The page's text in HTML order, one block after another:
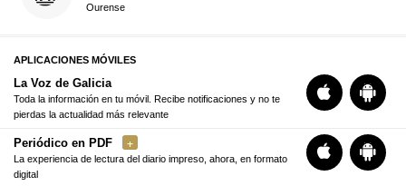
Ourense
APLICACIONES MÓVILES
La Voz de Galicia
Toda la información en tu móvil. Recibe notificaciones y no te
pierdas la actualidad más relevante
Periódico en PDF
La experiencia de lectura del diario impreso, ahora, en formato
digital